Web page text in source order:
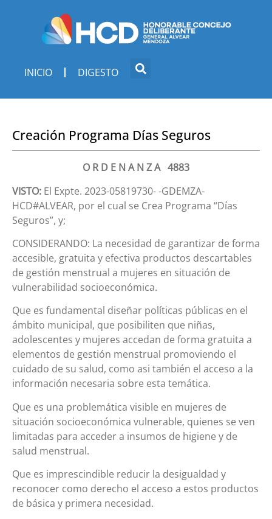
INICIO DIGESTO
Creación Programa Días Seguros
O R D E N A N Z A 4883
VISTO: El Expte. 2023-05819730- -GDEMZA-
HCD#ALVEAR, por el cual se Crea Programa “Días
Seguros”, y;
CONSIDERANDO: La necesidad de garantizar de forma
accesible, gratuita y efectiva productos descartables
de gestión menstrual a mujeres en situación de
vulnerabilidad socioeconómica.
Que es fundamental diseñar políticas públicas en el
ámbito municipal, que posibiliten que niñas,
adolescentes y mujeres accedan de forma gratuita a
elementos de gestión menstrual promoviendo el
cuidado de su salud, como asi también el acceso a la
información necesaria sobre esta temática.
Que es una problemática visible en mujeres de
situación socioeconómica vulnerable, quienes se ven
limitadas para acceder a insumos de higiene y de
salud menstrual.
Que es imprescindible reducir la desigualdad y
reconocer como derecho el acceso a estos productos
de básica y primera necesidad.